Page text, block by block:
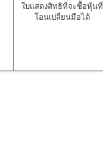
ใบแสดงสิทธิที่จะซื้อหุ้นที่
โอนเปลี่ยนมือได้